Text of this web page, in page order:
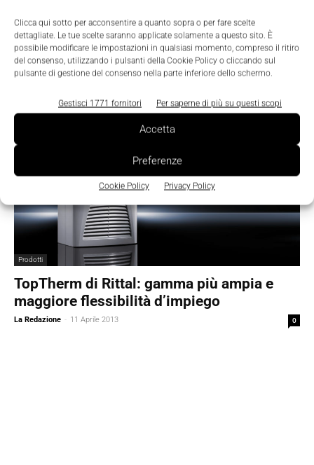
Clicca qui sotto per acconsentire a quanto sopra o per fare scelte
dettagliate. Le tue scelte saranno applicate solamente a questo sito. È
possibile modificare le impostazioni in qualsiasi momento, compreso il ritiro
del consenso, utilizzando i pulsanti della Cookie Policy o cliccando sul
pulsante di gestione del consenso nella parte inferiore dello schermo.
Gestisci 1771 fornitori Per saperne di più su questi scopi
Accetta
Preferenze
Cookie Policy Privacy Policy
Prodotti
TopTherm di Rittal: gamma più ampia e
maggiore flessibilità d’impiego
La Redazione - 11 Aprile 2013 0